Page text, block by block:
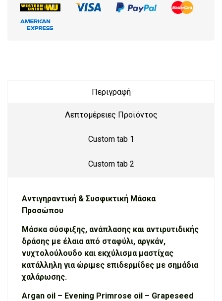
Περιγραφή
Λεπτομέρειες Προϊόντος
Custom tab 1
Custom tab 2
Αντιγηραντική & Συσφικτική Μάσκα
Προσώπου
Μάσκα σύσφιξης, ανάπλασης και αντιρυτιδικής
δράσης με έλαια από σταφύλι, αργκάν,
νυχτολούλουδο και εκχύλισμα μαστίχας
κατάλληλη για ώριμες επιδερμίδες με σημάδια
χαλάρωσης.
Argan oil – Evening Primrose oil – Grapeseed